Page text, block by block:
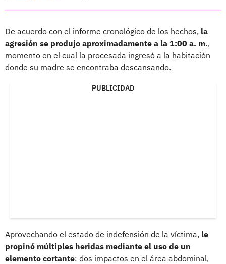
De acuerdo con el informe cronológico de los hechos, la
agresión se produjo aproximadamente a la 1:00 a. m.,
momento en el cual la procesada ingresó a la habitación
donde su madre se encontraba descansando.
PUBLICIDAD
Aprovechando el estado de indefensión de la víctima, le
propinó múltiples heridas mediante el uso de un
elemento cortante: dos impactos en el área abdominal,